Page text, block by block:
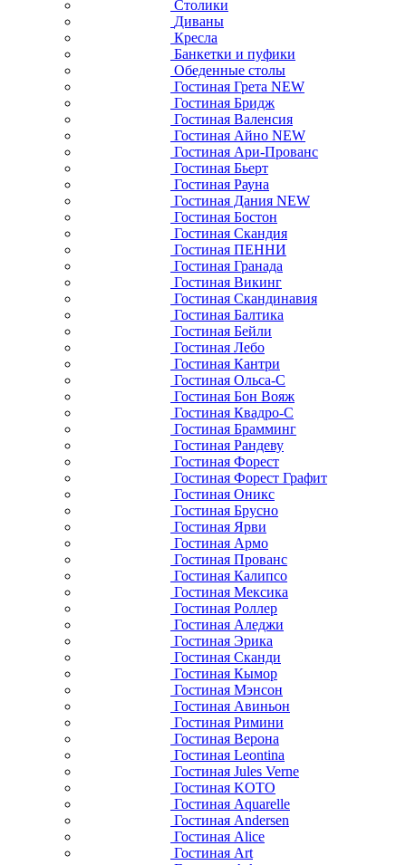
Столики
Диваны
Кресла
Банкетки и пуфики
Обеденные столы
Гостиная Грета NEW
Гостиная Бридж
Гостиная Валенсия
Гостиная Айно NEW
Гостиная Ари-Прованс
Гостиная Бьерт
Гостиная Рауна
Гостиная Дания NEW
Гостиная Бостон
Гостиная Скандия
Гостиная ПЕННИ
Гостиная Гранада
Гостиная Викинг
Гостиная Скандинавия
Гостиная Балтика
Гостиная Бейли
Гостиная Лебо
Гостиная Кантри
Гостиная Ольса-С
Гостиная Бон Вояж
Гостиная Квадро-С
Гостиная Брамминг
Гостиная Рандеву
Гостиная Форест
Гостиная Форест Графит
Гостиная Оникс
Гостиная Брусно
Гостиная Ярви
Гостиная Армо
Гостиная Прованс
Гостиная Калипсо
Гостиная Мексика
Гостиная Роллер
Гостиная Аледжи
Гостиная Эрика
Гостиная Сканди
Гостиная Кымор
Гостиная Мэнсон
Гостиная Авиньон
Гостиная Римини
Гостиная Верона
Гостиная Leontina
Гостиная Jules Verne
Гостиная KOTO
Гостиная Aquarelle
Гостиная Andersen
Гостиная Alice
Гостиная Art